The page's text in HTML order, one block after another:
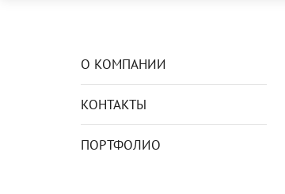
О КОМПАНИИ
КОНТАКТЫ
ПОРТФОЛИО